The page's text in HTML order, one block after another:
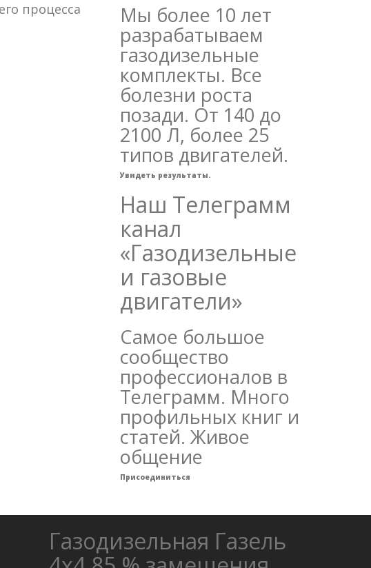
процесса
Мы более 10 лет
разрабатываем
газодизельные
комплекты. Все
болезни роста
позади. От 140 до
2100 Л, более 25
типов двигателей.
Увидеть результаты.
Наш Телеграмм
канал
«Газодизельные
и газовые
двигатели»
Самое большое
сообщество
профессионалов в
Телеграмм. Много
профильных книг и
статей. Живое
общение
Присоединиться
Газодизельная Газель